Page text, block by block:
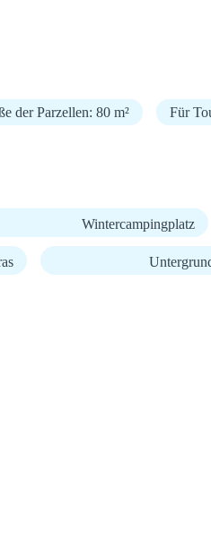
der Parzellen: 80 m² Für
Wintercampingplatz